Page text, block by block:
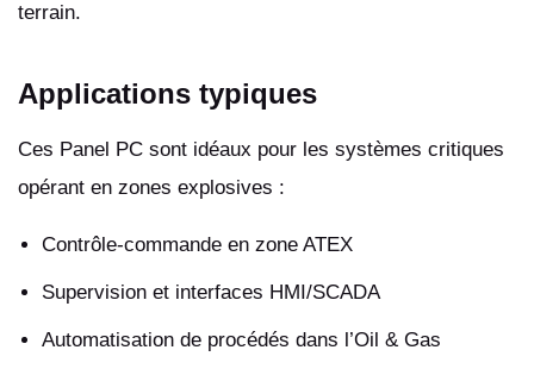
terrain.
Applications typiques
Ces Panel PC sont idéaux pour les systèmes critiques
opérant en zones explosives :
Contrôle-commande en zone ATEX
Supervision et interfaces HMI/SCADA
Automatisation de procédés dans l’Oil & Gas